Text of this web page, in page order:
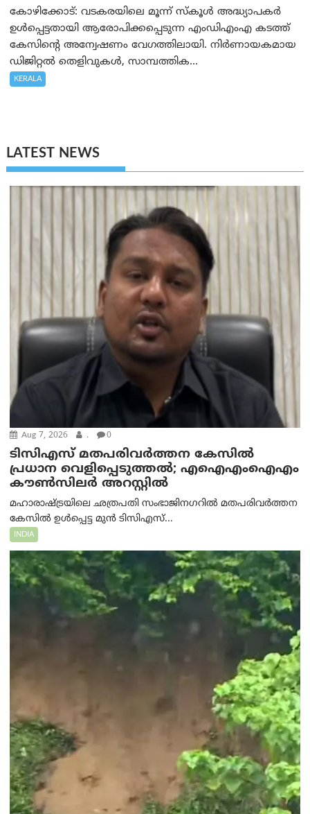
കോഴിക്കോട്: വടകരയിലെ മൂന്ന് സ്കൂൾ അദ്ധ്യാപകർ
ഉൾപ്പെട്ടതായി ആരോപിക്കപ്പെടുന്ന എംഡിഎംഎ കടത്ത്
കേസിന്റെ അന്വേഷണം വേഗത്തിലായി. നിർണായകമായ
ഡിജിറ്റൽ തെളിവുകൾ, സാമ്പത്തിക...
KERALA
LATEST NEWS
Aug 7, 2026 . 0
ടിസിഎസ് മതപരിവർത്തന കേസിൽ
പ്രധാന വെളിപ്പെടുത്തൽ; എഐഎംഐഎം
കൗൺസിലർ അറസ്റ്റിൽ
മഹാരാഷ്ട്രയിലെ ഛത്രപതി സംഭാജിനഗറിൽ മതപരിവർത്തന
കേസിൽ ഉൾപ്പെട്ട മുൻ ടിസിഎസ്...
INDIA